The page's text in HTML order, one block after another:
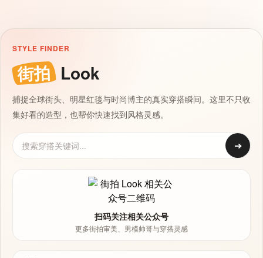
STYLE FINDER
街拍 Look
捕捉全球街头、明星红毯与时尚博主的真实穿搭瞬间。这里不只收
集好看的造型，也帮你快速找到风格灵感。
➔
扫码关注相关公众号
更多街拍审美、男模帅哥与穿搭灵感